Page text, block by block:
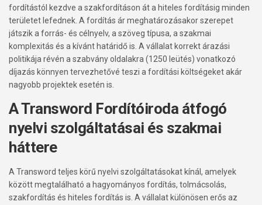
fordítástól kezdve a szakfordításon át a hiteles fordításig minden
területet lefednek. A fordítás ár meghatározásakor szerepet
játszik a forrás- és célnyelv, a szöveg típusa, a szakmai
komplexitás és a kívánt határidő is. A vállalat korrekt árazási
politikája révén a szabvány oldalakra (1250 leütés) vonatkozó
díjazás könnyen tervezhetővé teszi a fordítási költségeket akár
nagyobb projektek esetén is.
A Transword Fordítóiroda átfogó
nyelvi szolgáltatásai és szakmai
háttere
A Transword teljes körű nyelvi szolgáltatásokat kínál, amelyek
között megtalálható a hagyományos fordítás, tolmácsolás,
szakfordítás és hiteles fordítás is. A vállalat különösen erős az